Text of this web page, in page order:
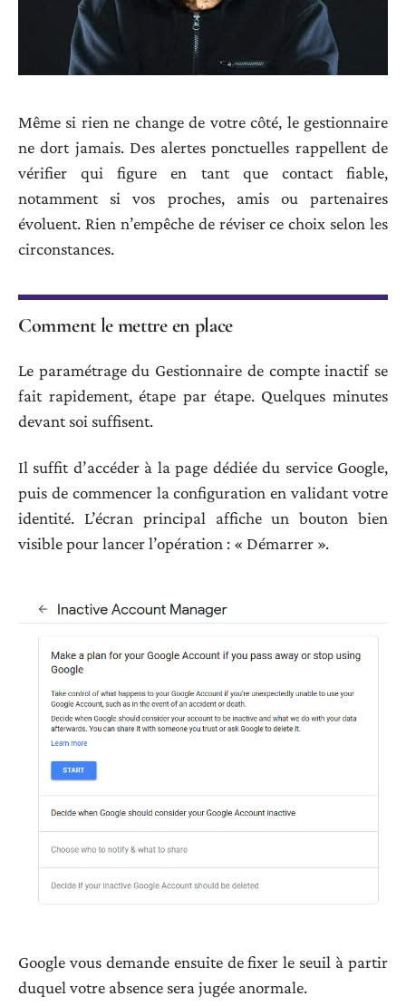
Même si rien ne change de votre côté, le gestionnaire
ne dort jamais. Des alertes ponctuelles rappellent de
vérifier qui figure en tant que contact fiable,
notamment si vos proches, amis ou partenaires
évoluent. Rien n’empêche de réviser ce choix selon les
circonstances.
Comment le mettre en place
Le paramétrage du Gestionnaire de compte inactif se
fait rapidement, étape par étape. Quelques minutes
devant soi suffisent.
Il suffit d’accéder à la page dédiée du service Google,
puis de commencer la configuration en validant votre
identité. L’écran principal affiche un bouton bien
visible pour lancer l’opération : « Démarrer ».
Google vous demande ensuite de fixer le seuil à partir
duquel votre absence sera jugée anormale.